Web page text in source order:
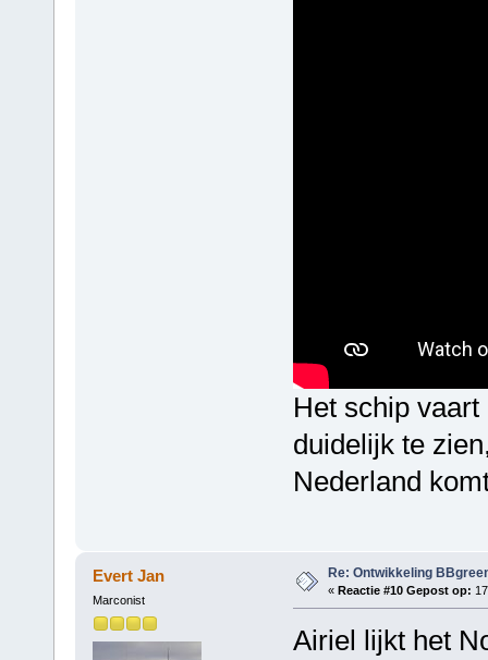
Het schip
duidelijk te
Nederland
Evert Jan
Marconist
Re: Ontwikkeling
« Reactie #10 Gepost op:
Airiel lijkt het